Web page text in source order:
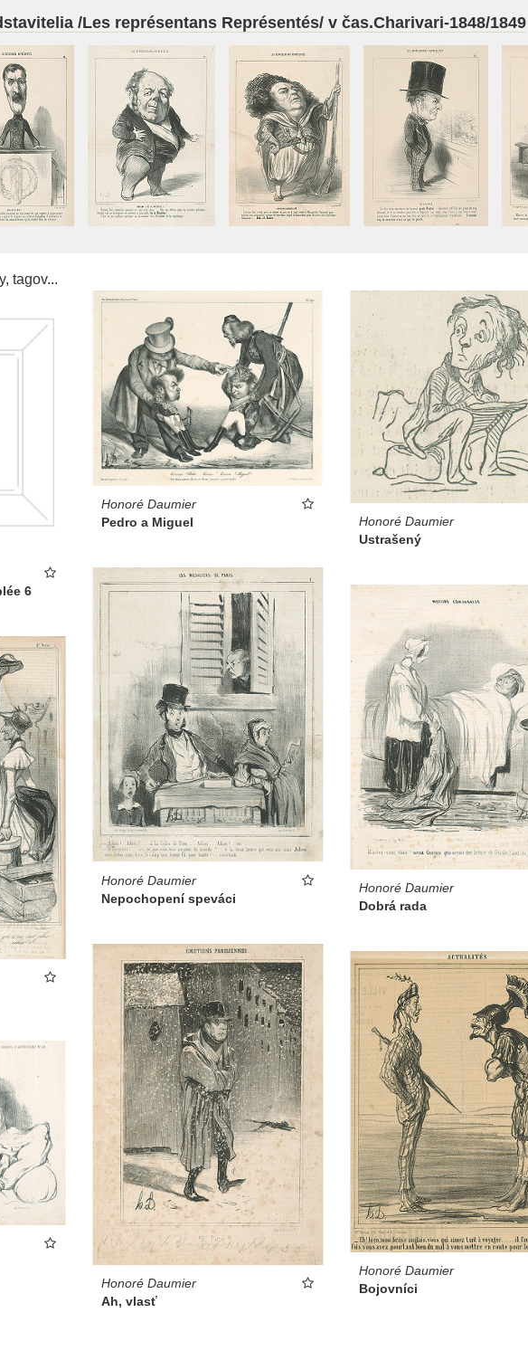
/Les représentans Représentés/ v čas.Charivari-1848/1849
tagov...
6
Honoré Daumier
Pedro a Miguel
Honoré Daumier
Ustrašený
Honoré Daumier
Nepochopení speváci
Honoré Daumier
Dobrá rada
Honoré Daumier
Ah, vlasť
Honoré Daumier
Bojovníci